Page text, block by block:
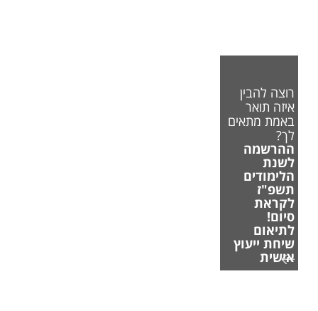
רוצה להבין
איזה תואר
באמת מתאים
לך?
ההרשמה
לשנת
הלימודים
תשפ"ז
לקראת
סיום!
לתיאום
שיחת ייעוץ
אישית